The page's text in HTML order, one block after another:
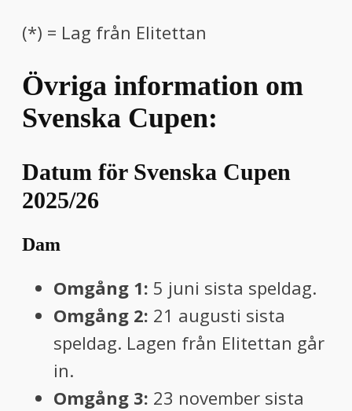
(*) = Lag från Elitettan
Övriga information om
Svenska Cupen:
Datum för Svenska Cupen
2025/26
Dam
Omgång 1: 5 juni sista speldag.
Omgång 2: 21 augusti sista
speldag. Lagen från Elitettan går
in.
Omgång 3: 23 november sista